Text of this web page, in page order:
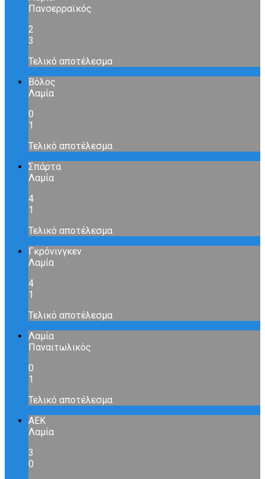
Πανσερραϊκός
2
3
Τελικό αποτέλεσμα
Βόλος
Λαμία
0
1
Τελικό αποτέλεσμα
Σπάρτα
Λαμία
4
1
Τελικό αποτέλεσμα
Γκρόνινγκεν
Λαμία
4
1
Τελικό αποτέλεσμα
Λαμία
Παναιτωλικός
0
1
Τελικό αποτέλεσμα
ΑΕΚ
Λαμία
3
0